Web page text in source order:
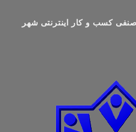
کسب و کار اینترنتی شهر